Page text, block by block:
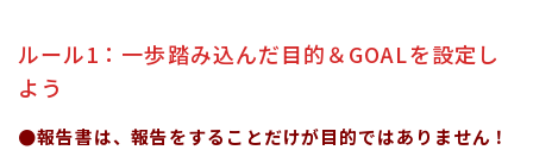
ルール1：一歩踏み込んだ目的＆GOALを設定し
よう
●報告書は、報告をすることだけが目的ではありません！